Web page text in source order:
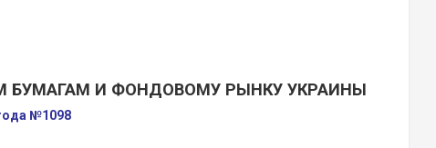
БУМАГАМ И ФОНДОВОМУ РЫНКУ УКРАИНЫ
№1098